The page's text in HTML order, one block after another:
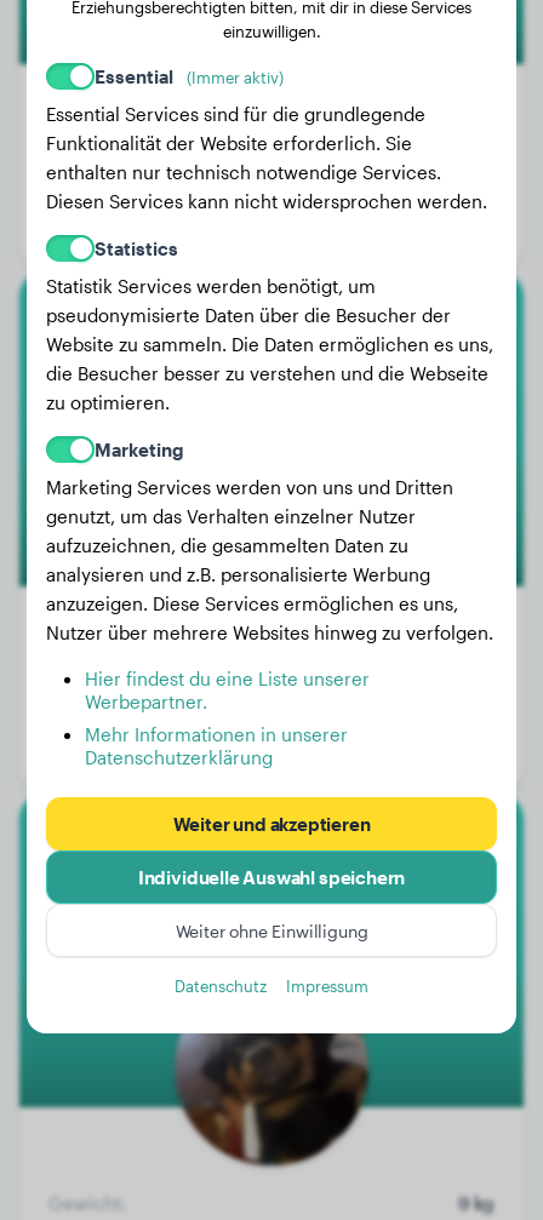
Gewicht:
Alter:
2 Jahre, 3 Monate
Geschlecht:
Border Collie
Buddie
Gewicht:
Geschlecht:
Rottweiler
Thor
Gewicht:
9 kg
Erziehungsberechtigten bitten, mit dir in diese Services
einzuwilligen.
Essential (Immer aktiv)
Essential Services sind für die grundlegende
Funktionalität der Website erforderlich. Sie
enthalten nur technisch notwendige Services.
Diesen Services kann nicht widersprochen werden.
Statistics
Statistik Services werden benötigt, um
pseudonymisierte Daten über die Besucher der
Website zu sammeln. Die Daten ermöglichen es uns,
die Besucher besser zu verstehen und die Webseite
zu optimieren.
Marketing
Marketing Services werden von uns und Dritten
genutzt, um das Verhalten einzelner Nutzer
aufzuzeichnen, die gesammelten Daten zu
analysieren und z.B. personalisierte Werbung
anzuzeigen. Diese Services ermöglichen es uns,
Nutzer über mehrere Websites hinweg zu verfolgen.
Hier findest du eine Liste unserer
Werbepartner.
Mehr Informationen in unserer
Datenschutzerklärung
Weiter und akzeptieren
Individuelle Auswahl speichern
Weiter ohne Einwilligung
Datenschutz Impressum